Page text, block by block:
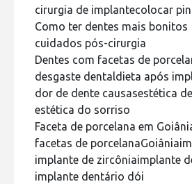
cirurgia de implantecolocar
Como ter dentes mais bonitos
cuidados pós-cirurgia
Dentes com facetas de
desgaste dentaldieta após
dor de dente causasestética
estética do sorriso
Faceta de porcelana em
facetas de porcelanaGoiânia
implante de zircôniaimplante
implante dentário dói